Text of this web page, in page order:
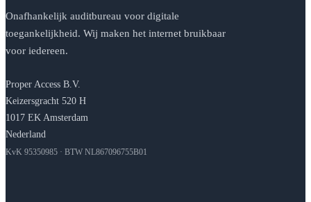
Onafhankelijk auditbureau voor digitale
toegankelijkheid. Wij maken het internet bruikbaar
voor iedereen.
Proper Access B.V.
Keizersgracht 520 H
1017 EK Amsterdam
Nederland
KvK 95350985 · BTW NL867096755B01